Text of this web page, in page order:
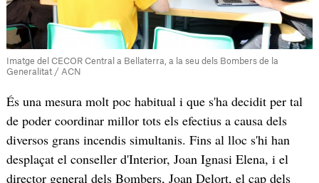
Imatge del CECOR Central a Bellaterra, a la seu dels Bombers de la
Generalitat / ACN
És una mesura molt poc habitual i que s'ha decidit per tal
de poder coordinar millor tots els efectius a causa dels
diversos grans incendis simultanis. Fins al lloc s'hi han
desplaçat el conseller d'Interior, Joan Ignasi Elena, i el
director general dels Bombers, Joan Delort, el cap dels